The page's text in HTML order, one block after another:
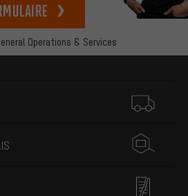
Operations & Services